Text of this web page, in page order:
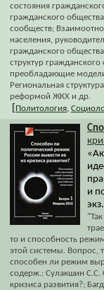
состояния
гражданского
сообществ;
населения,
гражданского
структур
преобладающие
Региональная
реформой ЖКХ и др.
Политология,
и
то и способность
этой системы. Вопрос,
способен ли режим
содерж.: Сулакшин С.С.
кризиса развития?;